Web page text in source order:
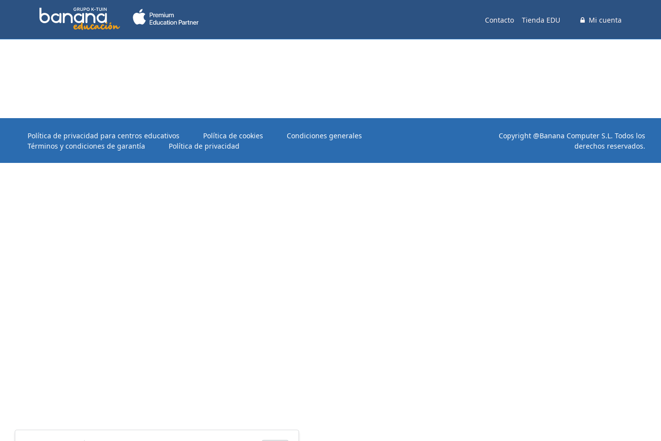
Contacto Tienda EDU Mi cuenta
Política de privacidad para centros educativos Política de cookies
Condiciones generales
Términos y condiciones de garantía
Política de privacidad
Copyright @Banana Computer S.L. Todos los
derechos reservados.